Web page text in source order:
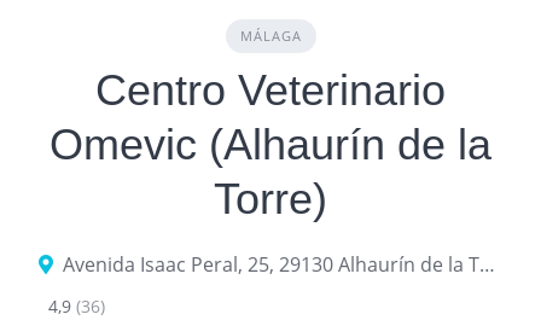
MÁLAGA
Centro Veterinario
Omevic (Alhaurín de la
Torre)
Avenida Isaac Peral, 25, 29130 Alhaurín de la Torre, Málaga, España
4,9 (36)